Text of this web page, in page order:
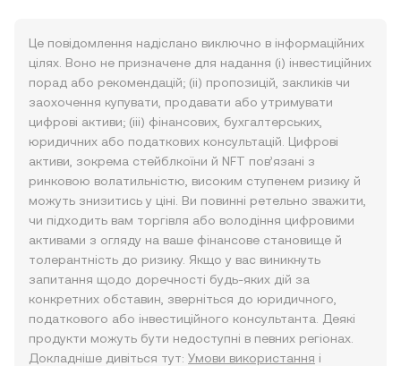
Це повідомлення надіслано виключно в інформаційних
цілях. Воно не призначене для надання (i) інвестиційних
порад або рекомендацій; (ii) пропозицій, закликів чи
заохочення купувати, продавати або утримувати
цифрові активи; (iii) фінансових, бухгалтерських,
юридичних або податкових консультацій. Цифрові
активи, зокрема стейблкоїни й NFT пов’язані з
ринковою волатильністю, високим ступенем ризику й
можуть знизитись у ціні. Ви повинні ретельно зважити,
чи підходить вам торгівля або володіння цифровими
активами з огляду на ваше фінансове становище й
толерантність до ризику. Якщо у вас виникнуть
запитання щодо доречності будь-яких дій за
конкретних обставин, зверніться до юридичного,
податкового або інвестиційного консультанта. Деякі
продукти можуть бути недоступні в певних регіонах.
Докладніше дивіться тут: Умови використання і